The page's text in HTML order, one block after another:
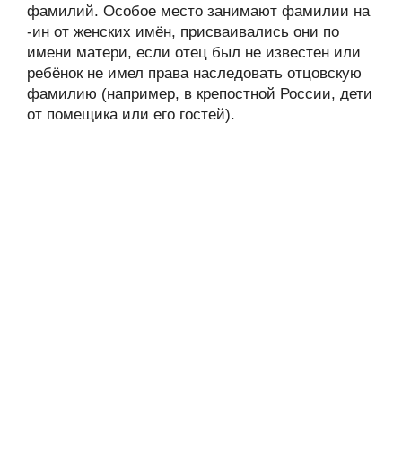
фамилий. Особое место занимают фамилии на
-ин от женских имён, присваивались они по
имени матери, если отец был не известен или
ребёнок не имел права наследовать отцовскую
фамилию (например, в крепостной России, дети
от помещика или его гостей).